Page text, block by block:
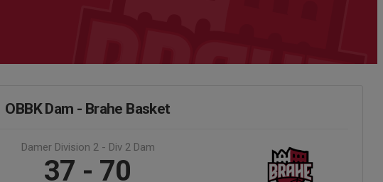
OBBK Dam - Brahe Basket
Damer Division 2 - Div 2 Dam
37 - 70